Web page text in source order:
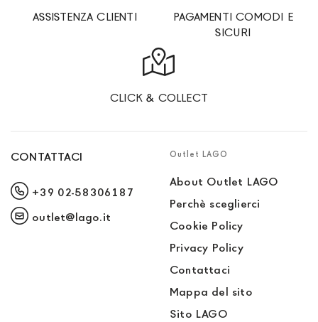
ASSISTENZA CLIENTI
PAGAMENTI COMODI E
SICURI
CLICK & COLLECT
CONTATTACI
+39 02-58306187
outlet@lago.it
Outlet LAGO
About Outlet LAGO
Perchè sceglierci
Cookie Policy
Privacy Policy
Contattaci
Mappa del sito
Sito LAGO